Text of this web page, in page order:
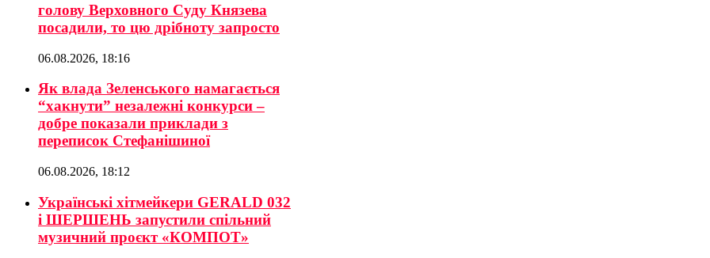
голову Верховного Суду Князева
посадили, то цю дрібноту запросто
06.08.2026, 18:16
Як влада Зеленського намагається
“хакнути” незалежні конкурси –
добре показали приклади з
переписок Стефанішиної
06.08.2026, 18:12
Українські хітмейкери GERALD 032
і ШЕРШЕНЬ запустили спільний
музичний проєкт «КОМПОТ»